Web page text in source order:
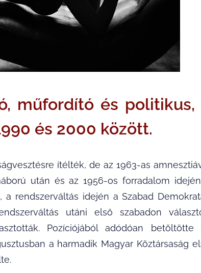
műfordító és politikus,
és 2000 között.
ítélték, de az 1963-as
után és az 1956-os forradalom
rendszerváltás idején a Szabad
utáni első szabadon
Pozíciójából adódóan betöltötte
a harmadik Magyar Köztársaság